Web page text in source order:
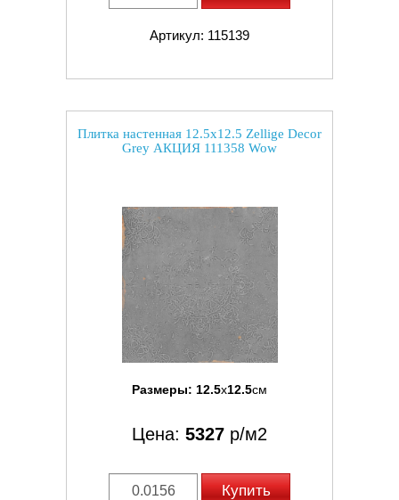
Артикул: 115139
Плитка настенная 12.5x12.5 Zellige Decor
Grey АКЦИЯ 111358 Wow
Размеры: 12.5x12.5см
Цена: 5327 р/м2
Купить